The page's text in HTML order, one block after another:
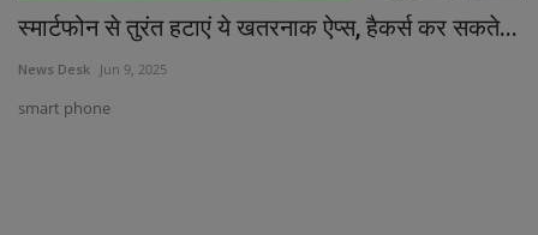
स्मार्टफोन से तुरंत हटाएं ये खतरनाक ऐप्स, हैकर्स कर सकते...
News Desk Jun 9, 2025
smart phone